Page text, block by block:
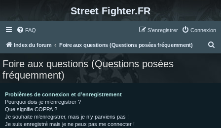
Street Fighter.FR
FAQ Connexion
S’enregistrer
Index du forum Foire aux questions (Questions posées fréquemment)
Foire aux questions (Questions posées
fréquemment)
Problèmes de connexion et d’enregistrement
Pourquoi dois-je m’enregistrer ?
Que signifie COPPA ?
Je souhaite m’enregistrer, mais je n’y parviens pas !
Je suis enregistré mais je ne peux pas me connecter !